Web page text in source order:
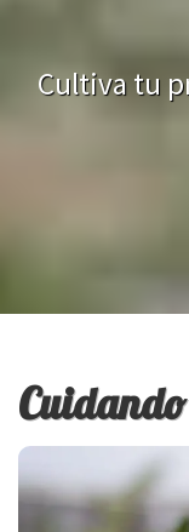
Cultiva tu
Cuidando